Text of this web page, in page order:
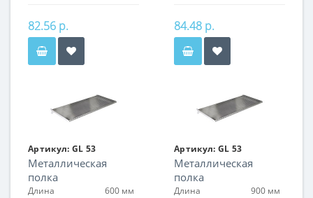
82.56 р. 84.48 р.
Артикул: GL 53
Металлическая
полка
Длина
600 мм
Артикул: GL 53
Металлическая
полка
Длина
900 мм